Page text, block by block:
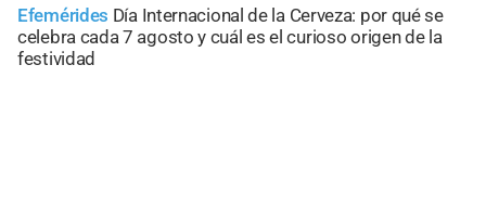
Efemérides Día Internacional de la Cerveza: por qué se
celebra cada 7 agosto y cuál es el curioso origen de la
festividad